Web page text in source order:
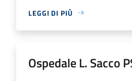
LEGGI DI PIÙ
Ospedale L. Sacco